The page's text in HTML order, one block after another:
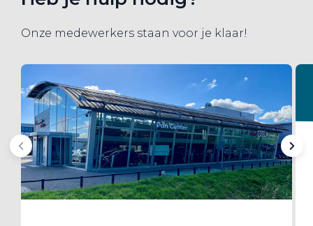
Onze medewerkers staan voor je klaar!